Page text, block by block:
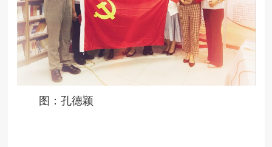
图：孔德颖